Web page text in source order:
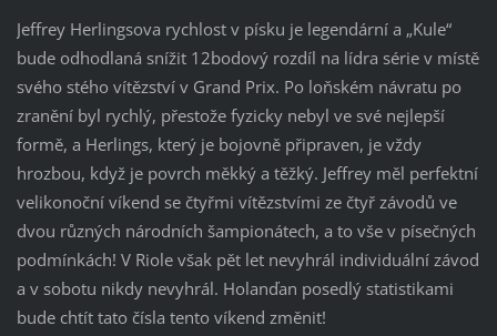
Jeffrey Herlingsova rychlost v písku je legendární a „Kule“
bude odhodlaná snížit 12bodový rozdíl na lídra série v místě
svého stého vítězství v Grand Prix. Po loňském návratu po
zranění byl rychlý, přestože fyzicky nebyl ve své nejlepší
formě, a Herlings, který je bojovně připraven, je vždy
hrozbou, když je povrch měkký a těžký. Jeffrey měl perfektní
velikonoční víkend se čtyřmi vítězstvími ze čtyř závodů ve
dvou různých národních šampionátech, a to vše v písečných
podmínkách! V Riole však pět let nevyhrál individuální závod
a v sobotu nikdy nevyhrál. Holanďan posedlý statistikami
bude chtít tato čísla tento víkend změnit!